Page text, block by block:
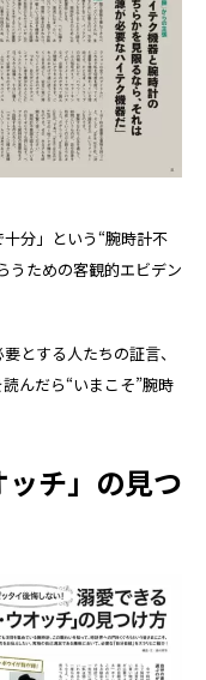
分」という“腕時計不
うための客観的エビデン
とする人たちの証言、
んだら“いまこそ”腕時
チ」の見つ